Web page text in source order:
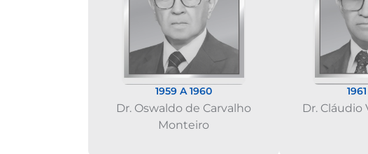
1959 A 1960
Dr. Oswaldo de Carvalho
Monteiro
Dr. Cláudio